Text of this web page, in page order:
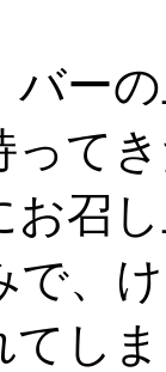
バー
って
お召
で、
てし